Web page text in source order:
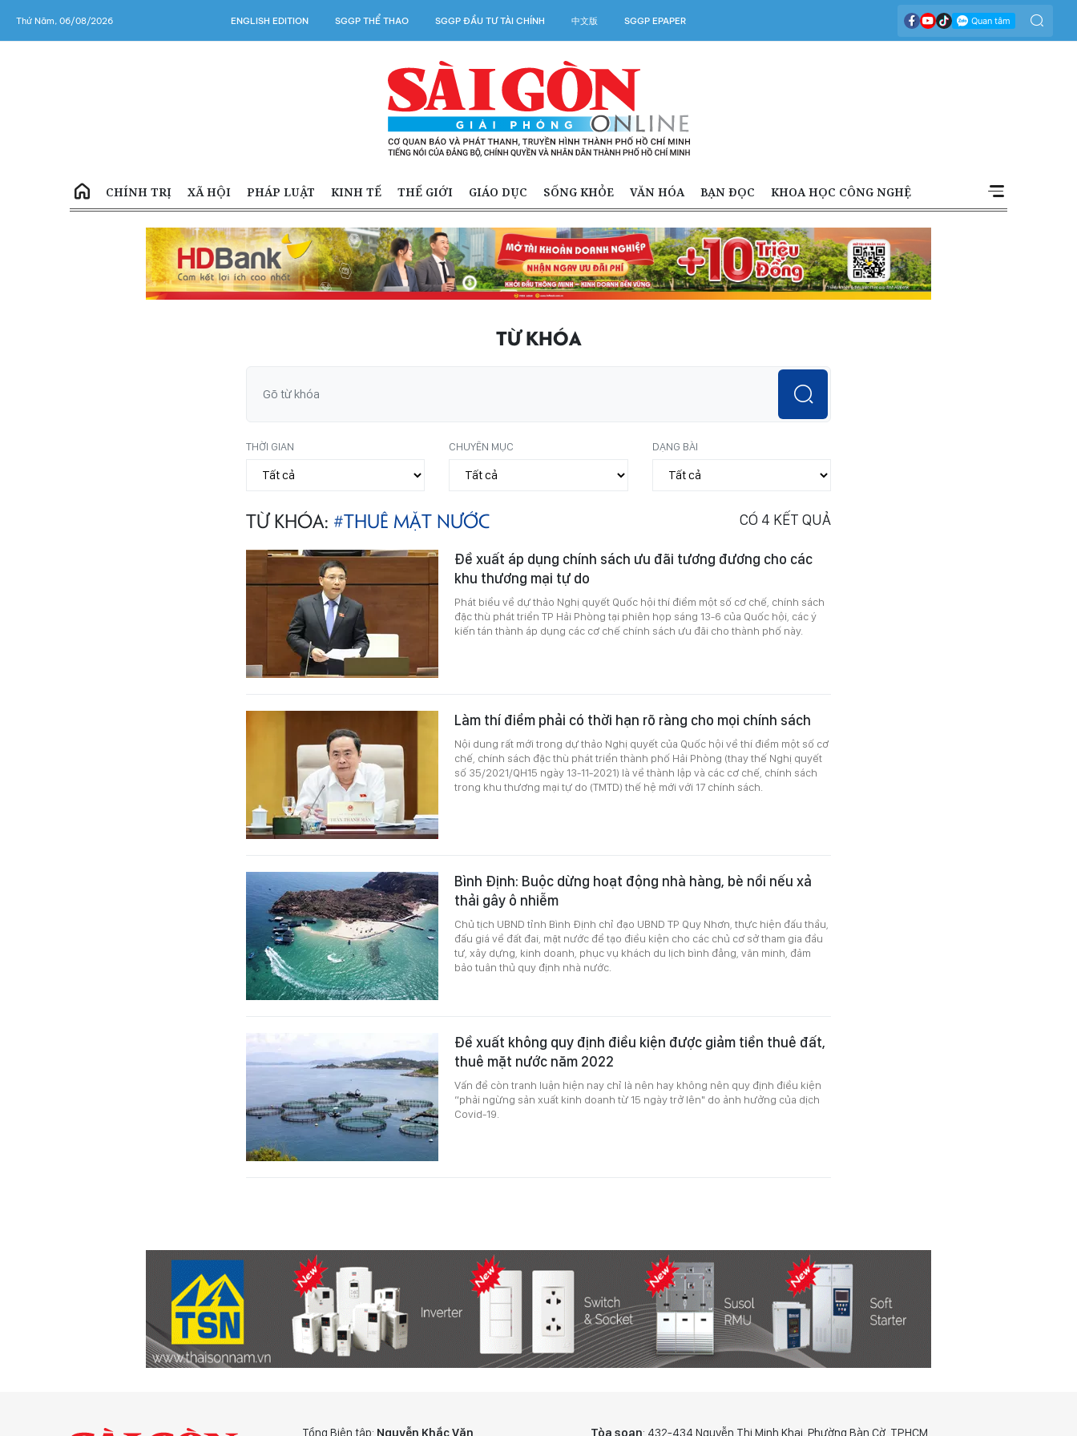
Thứ Năm, 06/08/2026 ENGLISH EDITION SGGP THỂ THAO SGGP ĐẦU TƯ TÀI CHÍNH 中文版 SGGP EPAPER
CHÍNH TRỊ XÃ HỘI PHÁP LUẬT KINH TẾ THẾ GIỚI GIÁO DỤC SỐNG KHỎE VĂN HÓA BẠN ĐỌC KHOA HỌC CÔNG NGHỆ
TỪ KHÓA
THỜI GIAN CHUYÊN MỤC DẠNG BÀI
TỪ KHÓA: #THUÊ MẶT NƯỚC CÓ 4 KẾT QUẢ
Đề xuất áp dụng chính sách ưu đãi tương đương cho các
khu thương mại tự do
Phát biểu về dự thảo Nghị quyết Quốc hội thí điểm một số cơ chế, chính sách
đặc thù phát triển TP Hải Phòng tại phiên họp sáng 13-6 của Quốc hội, các ý
kiến tán thành áp dụng các cơ chế chính sách ưu đãi cho thành phố này.
Làm thí điểm phải có thời hạn rõ ràng cho mọi chính sách
Nội dung rất mới trong dự thảo Nghị quyết của Quốc hội về thí điểm một số cơ
chế, chính sách đặc thù phát triển thành phố Hải Phòng (thay thế Nghị quyết
số 35/2021/QH15 ngày 13-11-2021) là về thành lập và các cơ chế, chính sách
trong khu thương mại tự do (TMTD) thế hệ mới với 17 chính sách.
Bình Định: Buộc dừng hoạt động nhà hàng, bè nổi nếu xả
thải gây ô nhiễm
Chủ tịch UBND tỉnh Bình Định chỉ đạo UBND TP Quy Nhơn, thực hiện đấu thầu,
đấu giá về đất đai, mặt nước để tạo điều kiện cho các chủ cơ sở tham gia đầu
tư, xây dựng, kinh doanh, phục vụ khách du lịch bình đẳng, văn minh, đảm
bảo tuân thủ quy định nhà nước.
Đề xuất không quy định điều kiện được giảm tiền thuê đất,
thuê mặt nước năm 2022 ​
Vấn đề còn tranh luận hiện nay chỉ là nên hay không nên quy định điều kiện
“phải ngừng sản xuất kinh doanh từ 15 ngày trở lên" do ảnh hưởng của dịch
Covid-19.
Tổng Biên tập: Nguyễn Khắc Văn Tòa soạn: 432-434 Nguyễn Thị Minh Khai, Phường Bàn Cờ, TP.HCM